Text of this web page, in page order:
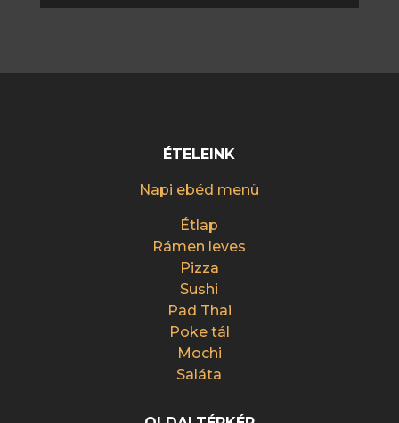
ÉTELEINK
Napi ebéd menü
Étlap
Rámen leves
Pizza
Sushi
Pad Thai
Poke tál
Mochi
Saláta